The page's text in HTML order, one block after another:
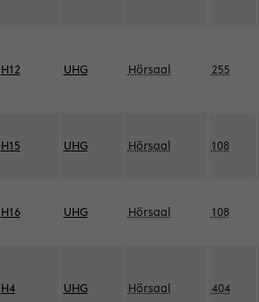
H12 UHG Hörsaal 255
H15 UHG Hörsaal 108
H16 UHG Hörsaal 108
H4 UHG Hörsaal 404